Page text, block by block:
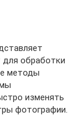
обработки
методы
изменять
фотографии.